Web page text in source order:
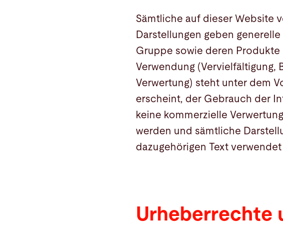
Sämtliche auf dieser Website
Darstellungen geben
Gruppe sowie deren Produkte
Verwendung (Vervielfältigung,
Verwertung) steht unter dem
erscheint, der Gebrauch der
keine kommerzielle
werden und sämtliche
dazugehörigen Text
Urheberrechte